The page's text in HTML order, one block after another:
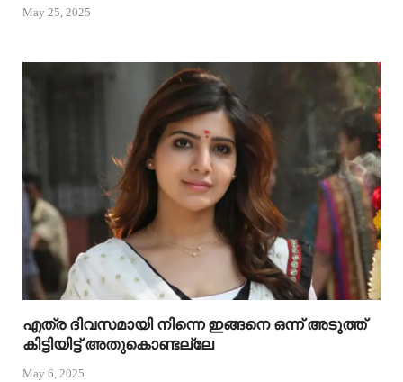
May 25, 2025
എത്ര ദിവസമായി നിന്നെ ഇങ്ങനെ ഒന്ന് അടുത്ത്
കിട്ടിയിട്ട് അതുകൊണ്ടല്ലേ
May 6, 2025